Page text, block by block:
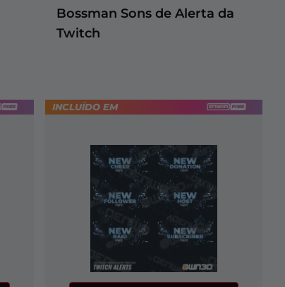
Bossman Sons de Alerta da
Twitch
INCLUÍDO EM